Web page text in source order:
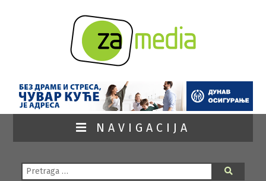
NAVIGACIJA
Pretraga: